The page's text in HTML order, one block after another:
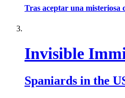
Tras aceptar una misteriosa
Invisible
Spaniards in the